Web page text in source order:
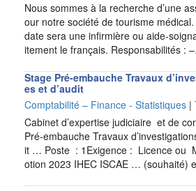
Nous sommes à la recherche d’une
our notre société de tourisme
date sera une infirmière ou aide-
itement le français. Responsabilités :
Stage Pré-embauche Travaux
es et d’audit
Comptabilité – Finance - Statistiques |
Cabinet d’expertise judiciaire et de
Pré-embauche Travaux
it … Poste : 1Exigence : Licence ou
otion 2023 IHEC ISCAE … (souhaité)